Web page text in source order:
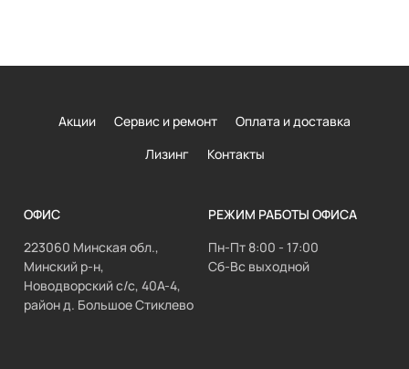
Акции Сервис и ремонт
Оплата и доставка
Лизинг
Контакты
ОФИС
223060 Минская обл.,
Минский р-н,
Новодворский с/с, 40А-4,
район д. Большое Стиклево
РЕЖИМ РАБОТЫ ОФИСА
Пн-Пт 8:00 - 17:00
Сб-Вс выходной